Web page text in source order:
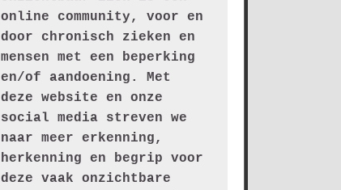
online community, voor en
door chronisch zieken en
mensen met een beperking
en/of aandoening. Met
deze website en onze
social media streven we
naar meer erkenning,
herkenning en begrip voor
deze vaak onzichtbare